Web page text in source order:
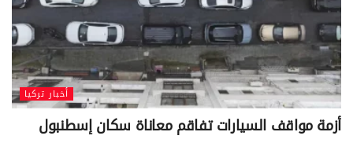
أخبار تركيا
أزمة مواقف السيارات تفاقم معاناة سكان إسطنبول